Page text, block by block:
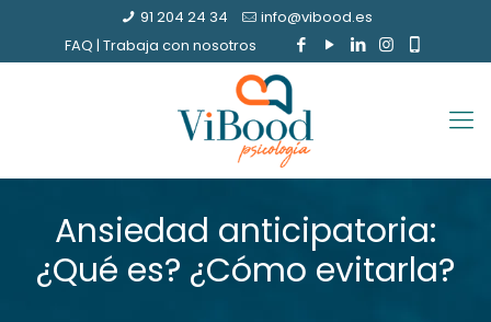
91 204 24 34
info@vibood.es
FAQ | Trabaja con nosotros
Ansiedad anticipatoria:
¿Qué es? ¿Cómo evitarla?